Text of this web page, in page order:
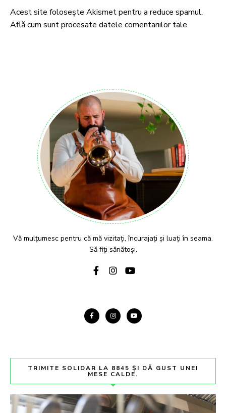
Acest site folosește Akismet pentru a reduce spamul.
Află cum sunt procesate datele comentariilor tale.
Vă mulțumesc pentru că mă vizitați, încurajați și luați în seama.
Să fiți sănătoși.
TRIMITE SOLIDAR LA 8845 ȘI DĂ GUST UNEI
MESE CALDE.